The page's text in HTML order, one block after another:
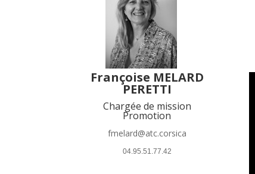
Françoise MELARD
PERETTI
Chargée de mission
Promotion
fmelard@atc.corsica
04.95.51.77.42